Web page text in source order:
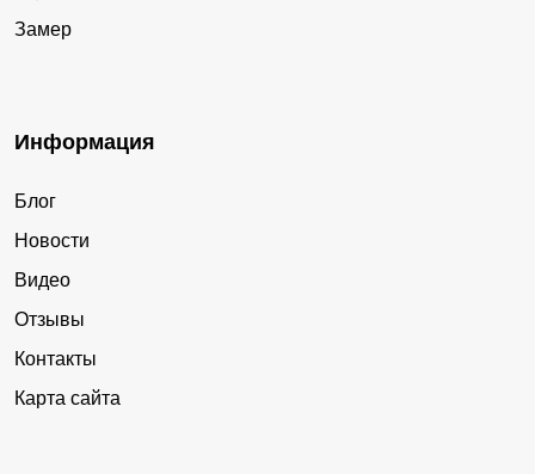
Замер
Информация
Блог
Новости
Видео
Отзывы
Контакты
Карта сайта